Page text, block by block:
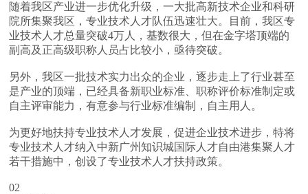
随着我区产业进一步优化升级，一大批高新技术企业和科研
院所集聚我区，专业技术人才队伍迅速壮大。目前，我区专
业技术人才总量突破4万人，基数很大，但在金字塔顶端的
副高及正高级职称人员占比较小，亟待突破。
另外，我区一批技术实力出众的企业，逐步走上了行业甚至
是产业的顶端，已经具备新职业标准、职称评价标准制定或
自主评审能力，有意参与行业标准编制，自主用人。
为更好地扶持专业技术人才发展，促进企业技术进步，特将
专业技术人才纳入中新广州知识城国际人才自由港集聚人才
若干措施中，创设了专业技术人才扶持政策。
02